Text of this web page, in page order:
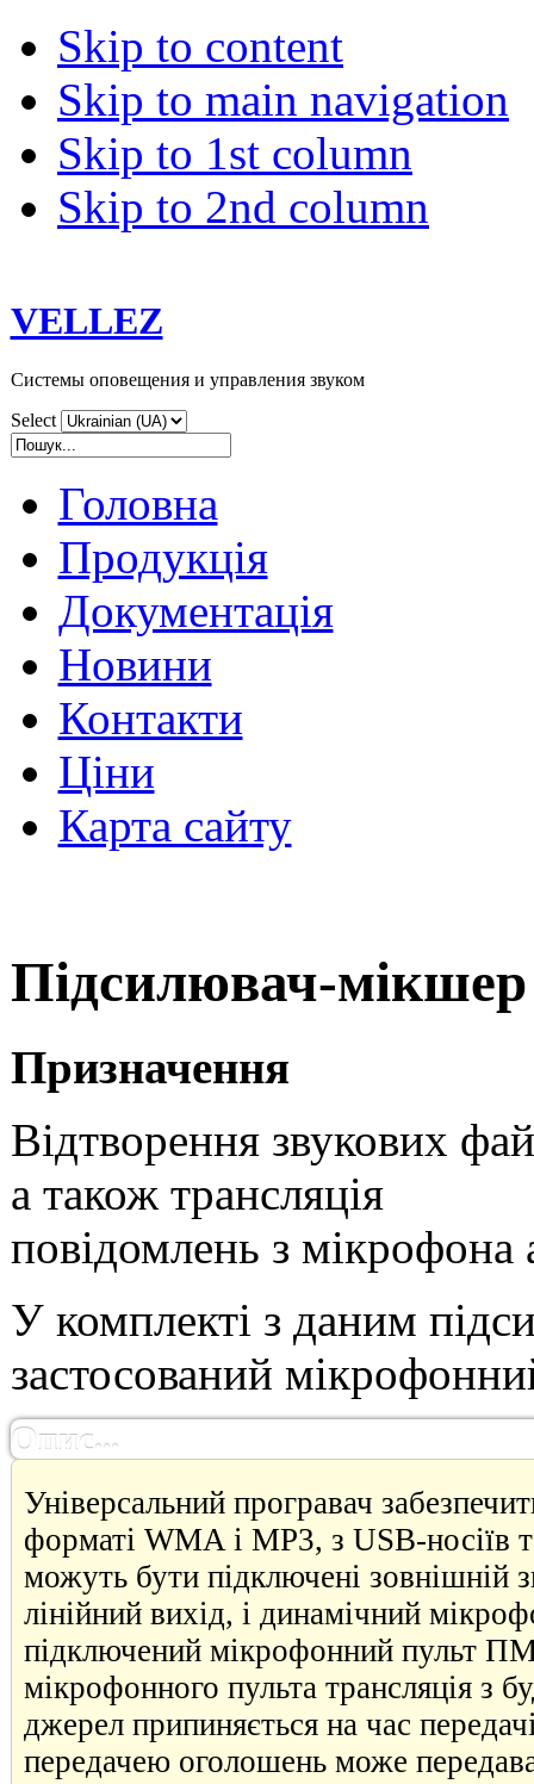
Skip to content
Skip to main navigation
Skip to 1st column
Skip to 2nd column
VELLEZ
Системы оповещения и управления звуком
Select
Головна
Продукція
Документація
Новини
Контакти
Ціни
Карта сайту
Підсилювач-
Призначення
Відтворення звукових
а також трансляція
повідомлень з
У комплекті з даним
застосований
Опис...
Універсальний програвач
форматі WMA і MP3, з USB-носіїв
можуть бути підключені зовнішній
лінійний вихід, і динамічний
підключений мікрофонний пульт
мікрофонного пульта трансляція з
джерел припиняється на час
передачею оголошень може